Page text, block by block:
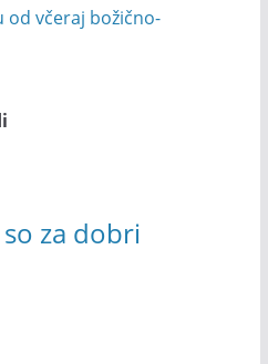
od včeraj božično-
za dobri